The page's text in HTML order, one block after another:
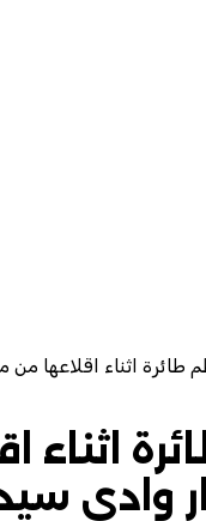
طائرة اثناء اقلاعها
اثناء
وادي